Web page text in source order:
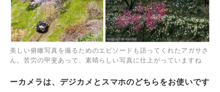
美しい俯瞰写真を撮るためのエピソードも語ってくれたアガサさ
ん。苦労の甲斐あって、素晴らしい写真に仕上がっていますね
ーカメラは、デジカメとスマホのどちらをお使いです